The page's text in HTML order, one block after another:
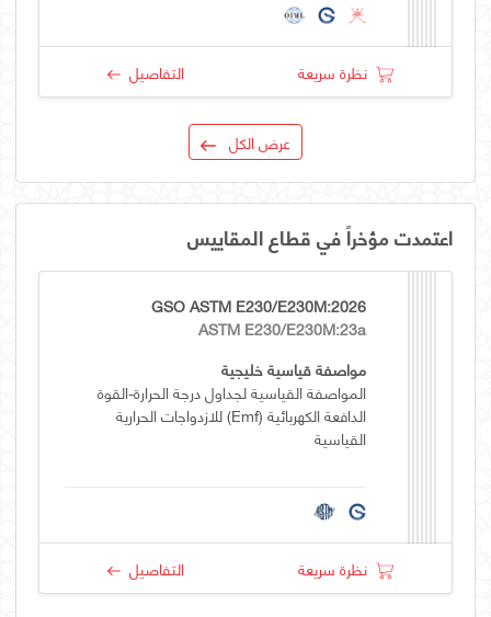
نظرة سريعة التفاصيل
عرض الكل
اعتمدت مؤخراً في قطاع المقاييس
GSO ASTM E230/E230M:2026
ASTM E230/E230M:23a
مواصفة قياسية خليجية
المواصفة القياسية لجداول درجة الحرارة-القوة
الدافعة الكهربائية (emf) للازدواجات الحرارية
القياسية
نظرة سريعة التفاصيل